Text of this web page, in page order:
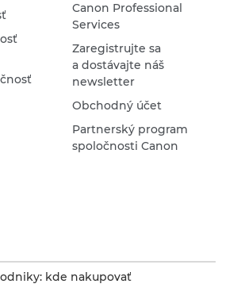
Canon Professional
Services
Zaregistrujte sa
a dostávajte náš
newsletter
Obchodný účet
Partnerský program
spoločnosti Canon
kde nakupovať